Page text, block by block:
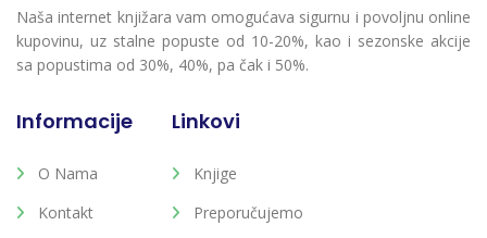
Naša internet knjižara vam omogućava sigurnu i povoljnu online
kupovinu, uz stalne popuste od 10-20%, kao i sezonske akcije
sa popustima od 30%, 40%, pa čak i 50%.
Informacije
O Nama
Kontakt
Linkovi
Knjige
Preporučujemo